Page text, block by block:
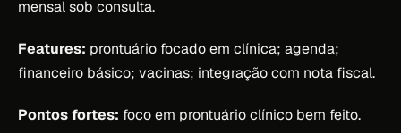
mensal sob consulta.
Features: prontuário focado em clínica; agenda;
financeiro básico; vacinas; integração com nota fiscal.
Pontos fortes: foco em prontuário clínico bem feito.